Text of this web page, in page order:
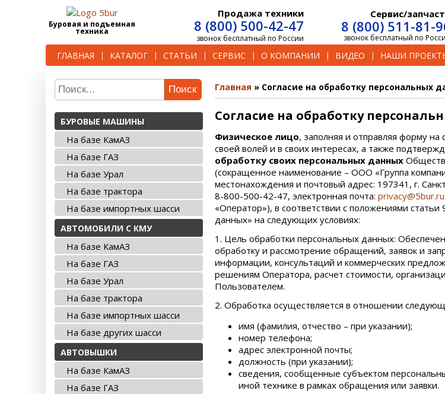
Буровая и подъемная
техника
Продажа техники
8 (800) 500-42-47
звонок бесплатный по России
Сервис/
8 (800) 511-81-
звонок бесплатный по
ГЛАВНАЯ КАТАЛОГ СТАТЬИ СЕРВИС О КОМПАНИИ ВИДЕО НАШИ
Поиск
БУРОВЫЕ МАШИНЫ
На базе КамАЗ
На базе ГАЗ
На базе Урал
На базе трактора
На базе импортных шасси
АВТОМОБИЛИ С КМУ
На базе КамАЗ
На базе ГАЗ
На базе Урал
На базе трактора
На базе импортных шасси
На базе других шасси
АВТОВЫШКИ
На базе КамАЗ
На базе ГАЗ
Главная Согласие на обработку персональных
Согласие на обработку
Физическое лицо, заполняя и отправляя форму на
своей волей и в своих интересах, а также
обработку своих персональных данных
(сокращенное наименование – ООО «Группа
местонахождения и почтовый адрес: 197341, г.
8-800-500-42-47, электронная почта: privacy@5bur.ru
«Оператор»), в соответствии с положениями
данных» на следующих условиях:
1. Цель обработки персональных данных:
обработку и рассмотрение обращений, заявок и
информации, консультаций и коммерческих
решениям Оператора, расчет стоимости,
Пользователем.
2. Обработка осуществляется в отношении
имя (фамилия, отчество – при указании);
номер телефона;
адрес электронной почты;
должность (при указании);
сведения, сообщенные субъектом
иной технике в рамках обращения или заявки.